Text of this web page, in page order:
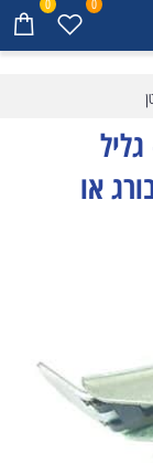
0 0
גליל
או